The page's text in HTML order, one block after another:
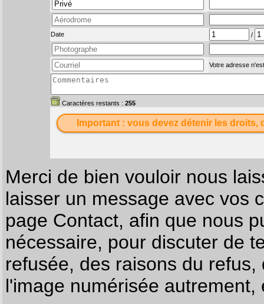
Date /
Votre adresse
Caractères restants : 255
Important : vous devez détenir les
Merci de bien vouloir nous
laisser un message avec vos
page Contact, afin que nous
nécessaire, pour discuter de
refusée, des raisons du
l'image numérisée autrement,